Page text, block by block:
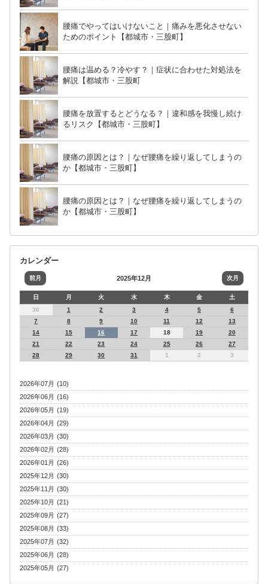
腰痛でやってはいけないこと｜痛みを悪化させない
ためのポイント【都城市・三股町】
腰痛は温める？冷やす？｜症状に合わせた対処法を
解説【都城市・三股町
腰痛を放置するとどうなる？｜違和感を我慢し続け
るリスク【都城市・三股町】
腰痛の原因とは？｜なぜ腰痛を繰り返してしまうの
か【都城市・三股町】
腰痛の原因とは？｜なぜ腰痛を繰り返してしまうの
か【都城市・三股町】
カレンダー
前月 2025年12月 次月
日 月 火 水 木 金
土
30
1 2 3 4 5
6
7
8 9 10 11 12
13
14
15 16 17 18 19
20
21
22 23 24 25 26
27
28
29 30 31 1 2 3
2026年07月 (10)
2026年06月 (16)
2026年05月 (19)
2026年04月 (29)
2026年03月 (30)
2026年02月 (28)
2026年01月 (26)
2025年12月 (30)
2025年11月 (30)
2025年10月 (21)
2025年09月 (27)
2025年08月 (33)
2025年07月 (32)
2025年06月 (28)
2025年05月 (27)